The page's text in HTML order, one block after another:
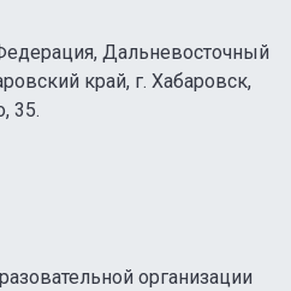
Дальневосточный
край, г. Хабаровск,
35.
организации